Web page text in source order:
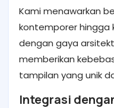
Kami menawarkan
kontemporer hingga
dengan gaya
memberikan
tampilan yang unik
Integrasi